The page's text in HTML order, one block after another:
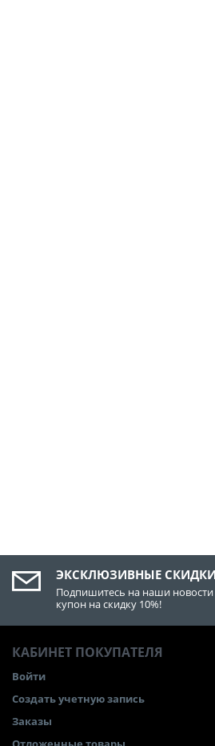
ЭКСКЛЮЗИВНЫЕ СКИДКИ
Подпишитесь на наши новости
купон на скидку 10%!
КАБИНЕТ ПОКУПАТЕЛЯ
Войти
Создать учетную запись
Заказы